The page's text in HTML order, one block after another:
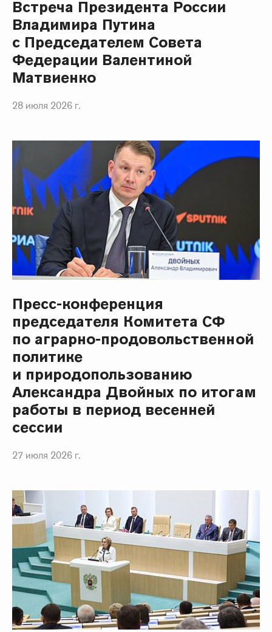
Встреча Президента России
Владимира Путина
с Председателем Совета
Федерации Валентиной
Матвиенко
28 июля 2026 г.
Пресс-конференция
председателя Комитета СФ
по аграрно-продовольственной
политике
и природопользованию
Александра Двойных по итогам
работы в период весенней
сессии
27 июля 2026 г.